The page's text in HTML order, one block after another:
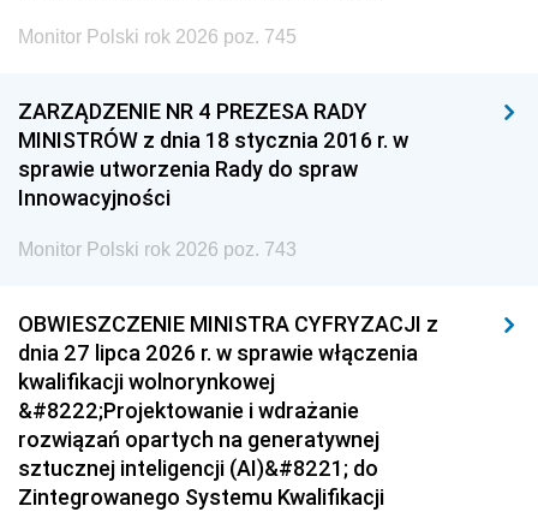
Monitor Polski rok 2026 poz. 745
ZARZĄDZENIE NR 4 PREZESA RADY
MINISTRÓW z dnia 18 stycznia 2016 r. w
sprawie utworzenia Rady do spraw
Innowacyjności
Monitor Polski rok 2026 poz. 743
OBWIESZCZENIE MINISTRA CYFRYZACJI z
dnia 27 lipca 2026 r. w sprawie włączenia
kwalifikacji wolnorynkowej
&#8222;Projektowanie i wdrażanie
rozwiązań opartych na generatywnej
sztucznej inteligencji (AI)&#8221; do
Zintegrowanego Systemu Kwalifikacji